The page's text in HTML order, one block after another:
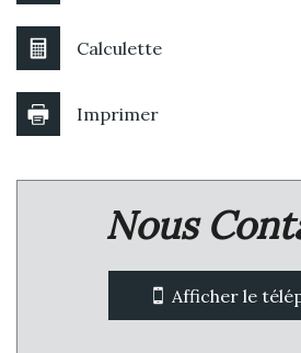
École primaire
statistiques
Calculette
Imprimer
Nous
Afficher le